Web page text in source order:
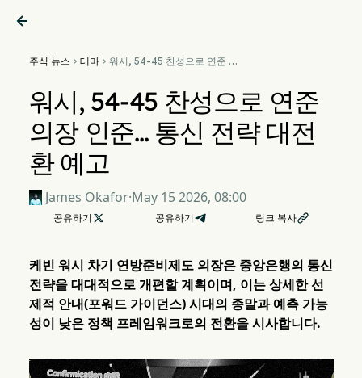

주식 뉴스  테마 워시, 54-45 찬성으로 연준 의
워시, 54-45 찬성으로 연준
의장 인준... 통신 전략 대전
환 예고
James Okafor·May 15 2026, 08:00
공유하기  공유하기 링크 복사
케빈 워시 차기 연방준비제도 의장은 중앙은행의 통신
전략을 대대적으로 개편할 계획이며, 이는 상세한 선
제적 안내(포워드 가이던스) 시대의 종말과 예측 가능
성이 낮은 정책 프레임워크로의 전환을 시사합니다.